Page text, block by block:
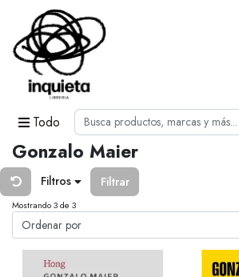
Todo
Gonzalo Maier
Filtros Filtrar
Mostrando 3 de 3